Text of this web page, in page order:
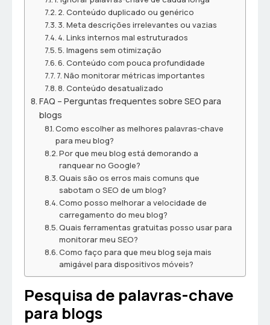
2. Conteúdo duplicado ou genérico
3. Meta descrições irrelevantes ou vazias
4. Links internos mal estruturados
5. Imagens sem otimização
6. Conteúdo com pouca profundidade
7. Não monitorar métricas importantes
8. Conteúdo desatualizado
FAQ – Perguntas frequentes sobre SEO para
blogs
Como escolher as melhores palavras-chave
para meu blog?
Por que meu blog está demorando a
ranquear no Google?
Quais são os erros mais comuns que
sabotam o SEO de um blog?
Como posso melhorar a velocidade de
carregamento do meu blog?
Quais ferramentas gratuitas posso usar para
monitorar meu SEO?
Como faço para que meu blog seja mais
amigável para dispositivos móveis?
Pesquisa de palavras-chave
para blogs